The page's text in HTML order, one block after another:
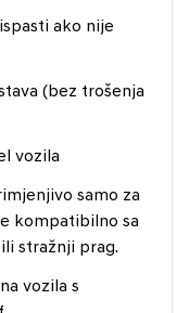
ako nije
(bez trošenja
vozila
samo za
kompatibilno sa
stražnji prag.
vozila s